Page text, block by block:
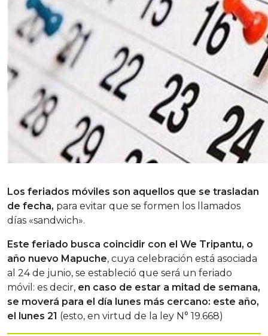
Los feriados móviles son aquellos que se trasladan
de fecha, para evitar que se formen los llamados
días «sandwich».
Este feriado busca coincidir con el We Tripantu, o
año nuevo Mapuche, cuya celebración está asociada
al 24 de junio, se estableció que será un feriado
móvil: es decir, en caso de estar a mitad de semana,
se moverá para el día lunes más cercano: este año,
el lunes 21 (esto, en virtud de la ley N° 19.668)